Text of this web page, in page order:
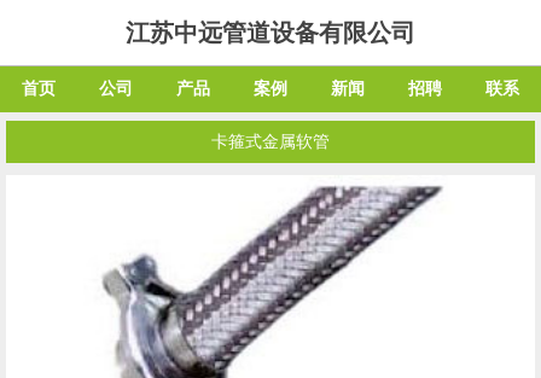
江苏中远管道设备有限公司
首页 公司 产品 案例 新闻 招聘 联系
卡箍式金属软管